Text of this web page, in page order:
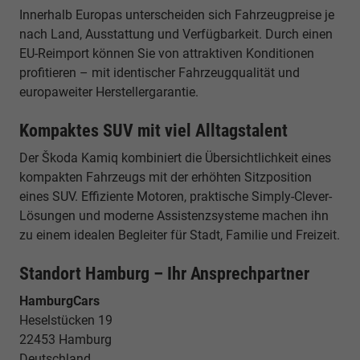
Innerhalb Europas unterscheiden sich Fahrzeugpreise je
nach Land, Ausstattung und Verfügbarkeit. Durch einen
EU-Reimport können Sie von attraktiven Konditionen
profitieren – mit identischer Fahrzeugqualität und
europaweiter Herstellergarantie.
Kompaktes SUV mit viel Alltagstalent
Der Škoda Kamiq kombiniert die Übersichtlichkeit eines
kompakten Fahrzeugs mit der erhöhten Sitzposition
eines SUV. Effiziente Motoren, praktische Simply-Clever-
Lösungen und moderne Assistenzsysteme machen ihn
zu einem idealen Begleiter für Stadt, Familie und Freizeit.
Standort Hamburg – Ihr Ansprechpartner
HamburgCars
Heselstücken 19
22453 Hamburg